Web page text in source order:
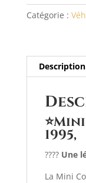
1995
a
t
e
:
Catégorie :
Description
1995,
???? Une
La Mini